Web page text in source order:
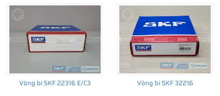
Vòng bi SKF 22316 E/C3 Vòng bi SKF 32216